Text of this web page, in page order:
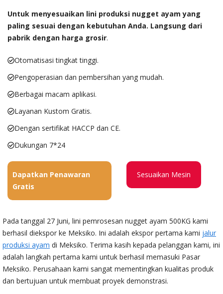
Untuk menyesuaikan lini produksi nugget ayam yang
paling sesuai dengan kebutuhan Anda. Langsung dari
pabrik dengan harga grosir.
Otomatisasi tingkat tinggi.
Pengoperasian dan pembersihan yang mudah.
Berbagai macam aplikasi.
Layanan Kustom Gratis.
Dengan sertifikat HACCP dan CE.
Dukungan 7*24
Dapatkan Penawaran
Gratis
Sesuaikan Mesin
Pada tanggal 27 Juni, lini pemrosesan nugget ayam 500KG kami
berhasil diekspor ke Meksiko. Ini adalah ekspor pertama kami jalur
produksi ayam di Meksiko. Terima kasih kepada pelanggan kami, ini
adalah langkah pertama kami untuk berhasil memasuki Pasar
Meksiko. Perusahaan kami sangat mementingkan kualitas produk
dan bertujuan untuk membuat proyek demonstrasi.